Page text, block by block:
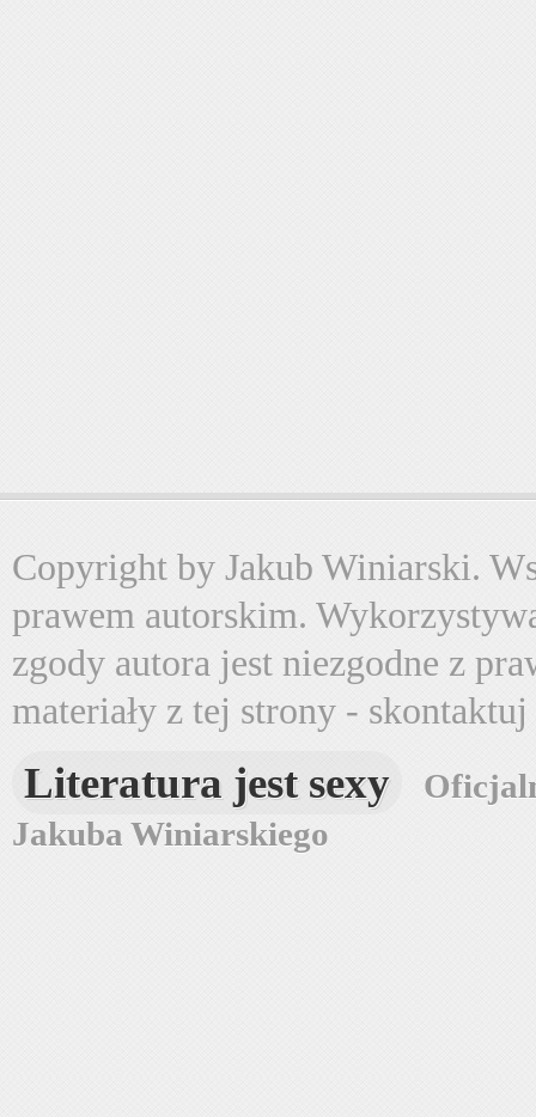
Copyright by Jakub Winiarski.
prawem autorskim.
zgody autora jest niezgodne z
materiały z tej strony -
Literatura jest sexy
Jakuba Winiarskiego